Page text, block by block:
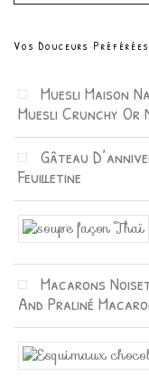
Vos Douceurs Préférées
Muesli Maison
Muesli Crunchy Or
Gâteau
Feuilletine
Macarons
And Praliné